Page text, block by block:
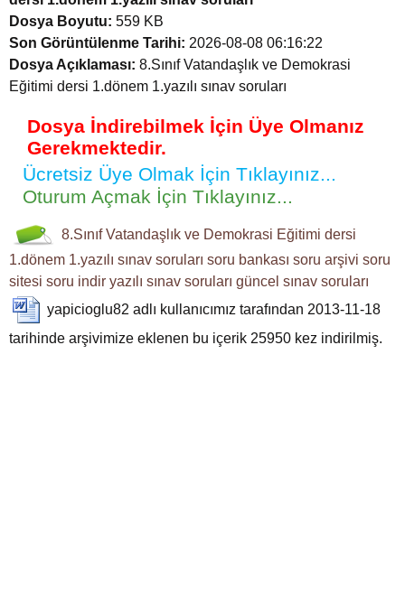
Dosya Boyutu: 559 KB
Son Görüntülenme Tarihi: 2026-08-08 06:16:22
Dosya Açıklaması: 8.Sınıf Vatandaşlık ve Demokrasi
Eğitimi dersi 1.dönem 1.yazılı sınav soruları
Dosya İndirebilmek İçin Üye Olmanız
Gerekmektedir.
Ücretsiz Üye Olmak İçin Tıklayınız...
Oturum Açmak İçin Tıklayınız...
8.Sınıf Vatandaşlık ve Demokrasi Eğitimi dersi
1.dönem 1.yazılı sınav soruları soru bankası soru arşivi soru
sitesi soru indir yazılı sınav soruları güncel sınav soruları
yapicioglu82 adlı kullanıcımız tarafından 2013-11-18
tarihinde arşivimize eklenen bu içerik 25950 kez indirilmiş.